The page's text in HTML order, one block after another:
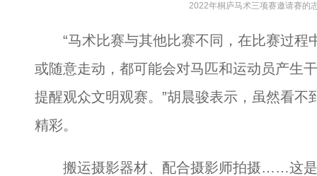
2022年桐庐马术三项赛邀请赛的
“马术比赛与其他比赛不同，在比赛过程
或随意走动，都可能会对马匹和运动员产生
提醒观众文明观赛。”胡晨骏表示，虽然看
精彩。
搬运摄影器材、配合摄影师拍摄……这是